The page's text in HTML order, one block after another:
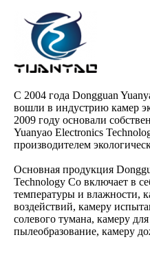
С 2004 года Dongguan
вошли в индустрию камер
2009 году основали
Yuanyao Electronics
производителем
Основная продукция
Technology Co включает в
температуры и влажности,
воздействий, камеру
солевого тумана, камеру
пылеобразование, камеру